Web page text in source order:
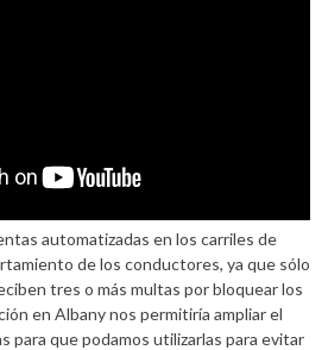
automatizadas en los carriles de
de los conductores, ya que sólo
tres o más multas por bloquear los
en Albany nos permitiría ampliar el
para que podamos utilizarlas para evitar